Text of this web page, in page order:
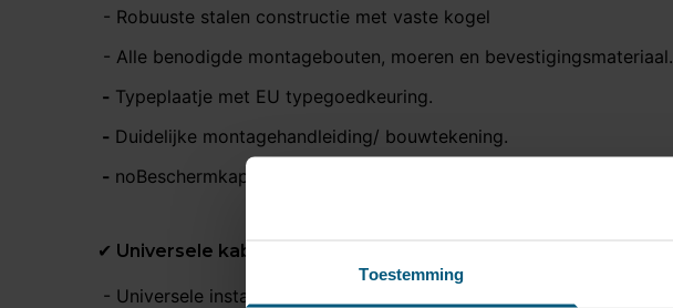
Toestemming
- Robuuste stalen constructie met vaste kogel
- Alle benodigde montagebouten, moeren en bevestigingsmateriaal.
- Typeplaatje met EU typegoedkeuring.
- Duidelijke montagehandleiding/ bouwtekening.
- noBeschermkap voor de kogelkop.
✔ Universele kabelset (13-polig)
- Universele installatiehandleiding